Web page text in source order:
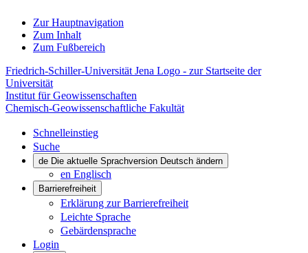
Zur Hauptnavigation
Zum Inhalt
Zum Fußbereich
Friedrich-Schiller-Universität Jena Logo - zur Startseite der
Universität
Institut für Geowissenschaften
Chemisch-Geowissenschaftliche Fakultät
Schnelleinstieg
Suche
de Die aktuelle Sprachversion Deutsch ändern
en Englisch
Barrierefreiheit
Erklärung zur Barrierefreiheit
Leichte Sprache
Gebärdensprache
Login